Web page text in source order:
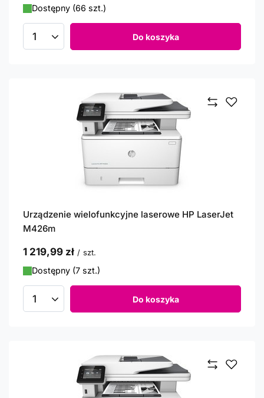
Dostępny (66 szt.)
Ilość produktów Do koszyka
Urządzenie wielofunkcyjne laserowe HP LaserJet
M426m
1 219,99 zł / szt.
Dostępny (7 szt.)
Ilość produktów Do koszyka